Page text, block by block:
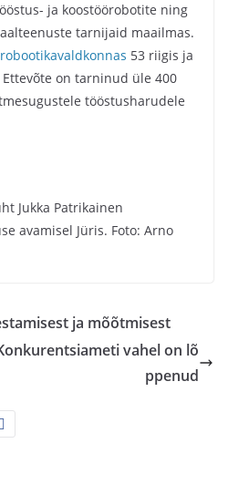
ja koostöörobotite ning
tarnijaid maailmas.
53 riigis ja
on tarninud üle 400
tööstusharudele
Jukka Patrikainen
avamisel Jüris. Foto: Arno
ja mõõtmisest
vahel on lõ
ppenud